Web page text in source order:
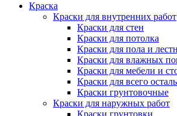
Краска
Краски для внутренних работ
Краски для стен
Краски для потолка
Краски для пола и
Краски для влажных
Краски для мебели и
Краски для всего
Краски грунтовочные
Краски для наружных работ
Краски грунтовки